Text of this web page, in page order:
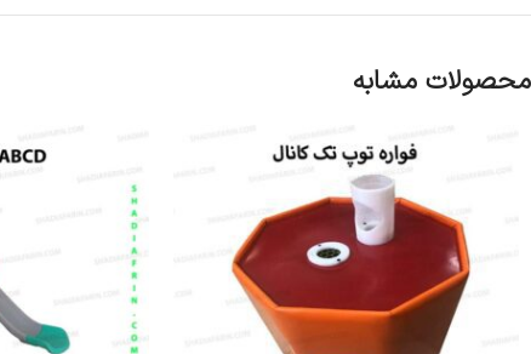
محصولات مشابه